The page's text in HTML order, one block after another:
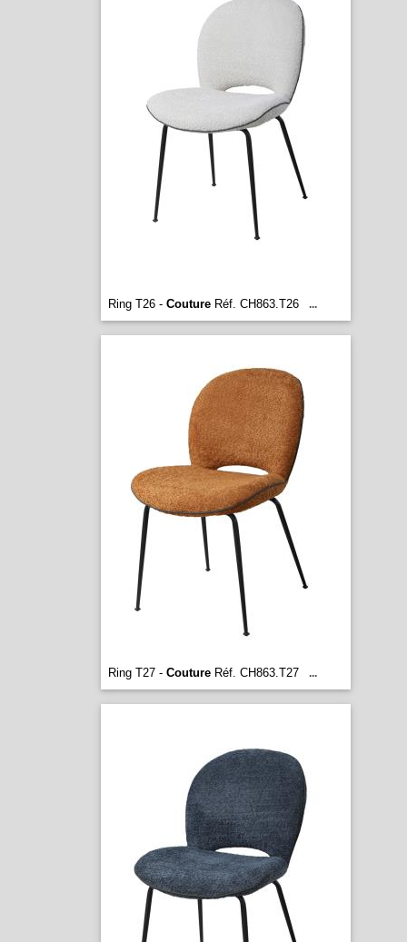
Ring T26 - CoutureRéf. CH863.T26 ...
Ring T27 - CoutureRéf. CH863.T27 ...